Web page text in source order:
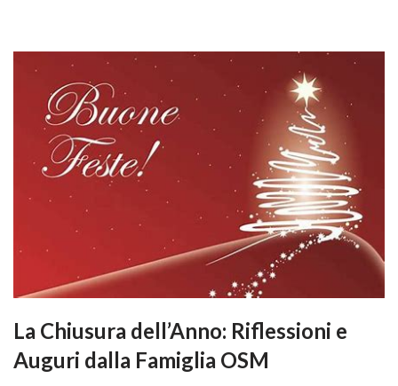
La Chiusura dell’Anno: Riflessioni e
Auguri dalla Famiglia OSM